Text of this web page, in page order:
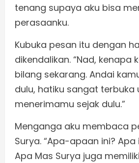
tenang supaya aku bisa
perasaanku.
Kubuka pesan itu dengan
dikendalikan. “Nad, kenapa
bilang sekarang. Andai
dulu, hatiku sangat terbuka
menerimamu sejak dulu.”
Menganga aku membaca
Surya. “Apa-apaan ini?
Apa Mas Surya juga